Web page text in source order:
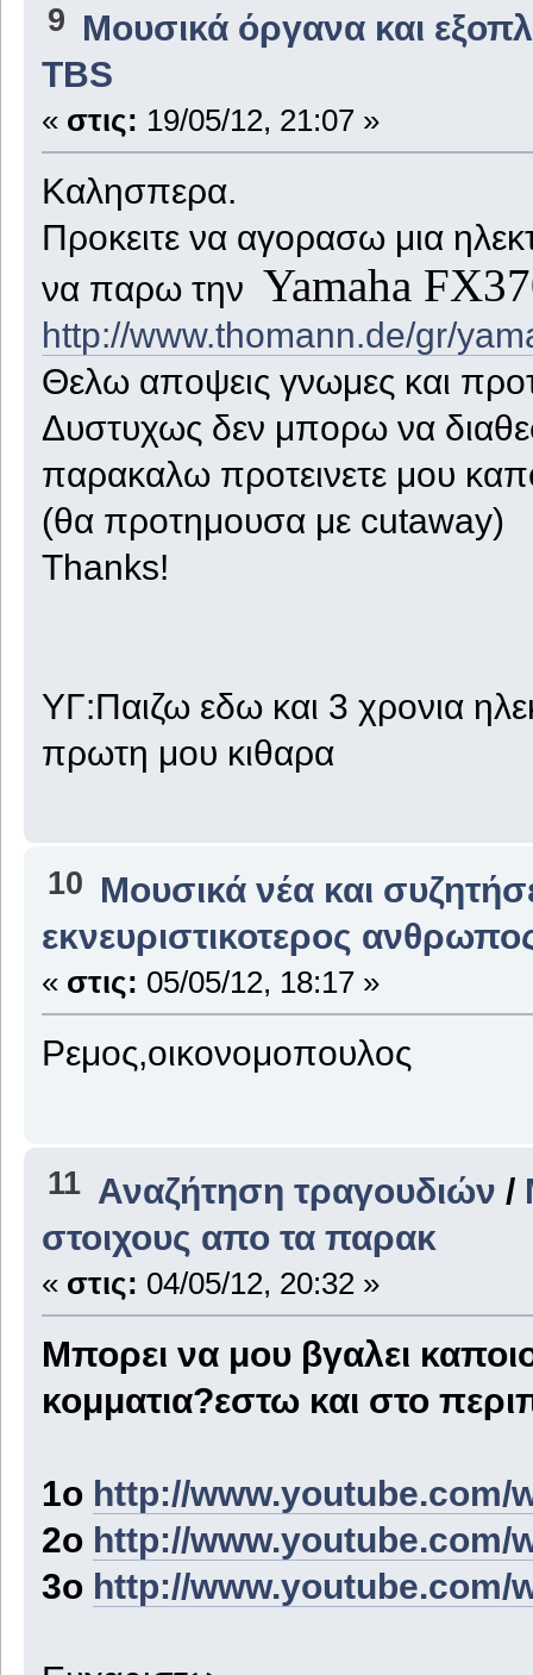
9 Μουσικά όργανα και
TBS
« στις: 19/05/12, 21:07 »
Καλησπερα.
Προκειτε να αγορασω μια
να παρω την Yamaha
http://www.thomann.de/gr/
Θελω αποψεις γνωμες και
Δυστυχως δεν μπορω να
παρακαλω προτεινετε μου
(θα προτημουσα με cutaway)
Thanks!
ΥΓ:Παιζω εδω και 3 χρονια
πρωτη μου κιθαρα
10 Μουσικά νέα και
εκνευριστικοτερος
« στις: 05/05/12, 18:17 »
Ρεμος,οικονομοπουλος
11 Αναζήτηση τραγουδιών /
στοιχους απο τα παρακ
« στις: 04/05/12, 20:32 »
Μπορει να μου βγαλει
κομματια?εστω και στο
1ο http://www.youtube.com/
2ο http://www.youtube.com/
3ο http://www.youtube.com/